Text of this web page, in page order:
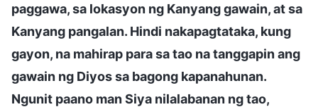
paggawa, sa lokasyon ng Kanyang gawain, at sa
Kanyang pangalan. Hindi nakapagtataka, kung
gayon, na mahirap para sa tao na tanggapin ang
gawain ng Diyos sa bagong kapanahunan.
Ngunit paano man Siya nilalabanan ng tao,